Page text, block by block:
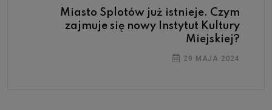
Miasto Splotów już istnieje. Czym
zajmuje się nowy Instytut Kultury
Miejskiej?
29 MAJA 2024